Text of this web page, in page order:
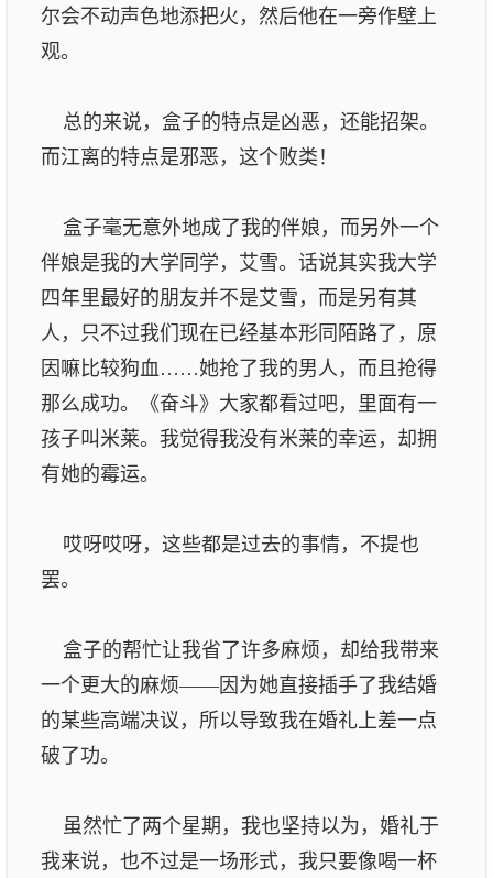
尔会不动声色地添把火，然后他在一旁作壁上
观。
总的来说，盒子的特点是凶恶，还能招架。
而江离的特点是邪恶，这个败类！
盒子毫无意外地成了我的伴娘，而另外一个
伴娘是我的大学同学，艾雪。话说其实我大学
四年里最好的朋友并不是艾雪，而是另有其
人，只不过我们现在已经基本形同陌路了，原
因嘛比较狗血……她抢了我的男人，而且抢得
那么成功。《奋斗》大家都看过吧，里面有一
孩子叫米莱。我觉得我没有米莱的幸运，却拥
有她的霉运。
哎呀哎呀，这些都是过去的事情，不提也
罢。
盒子的帮忙让我省了许多麻烦，却给我带来
一个更大的麻烦——因为她直接插手了我结婚
的某些高端决议，所以导致我在婚礼上差一点
破了功。
虽然忙了两个星期，我也坚持以为，婚礼于
我来说，也不过是一场形式，我只要像喝一杯